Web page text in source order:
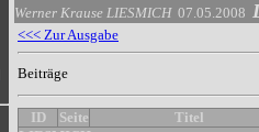
Werner Krause LIESMICH 07.05.2008
<<< Zur Ausgabe
Beiträge
ID Seite
Titel